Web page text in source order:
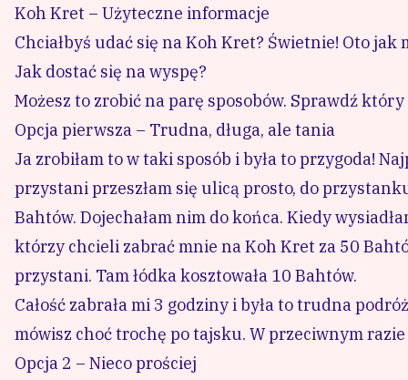
Koh Kret – Użyteczne informacje
Chciałbyś udać się na Koh Kret? Świetnie! Oto jak
Jak dostać się na wyspę?
Możesz to zrobić na parę sposobów. Sprawdź
Opcja pierwsza – Trudna, długa, ale tania
Ja zrobiłam to w taki sposób i była to przygoda!
przystani przeszłam się ulicą prosto, do
Bahtów. Dojechałam nim do końca. Kiedy
którzy chcieli zabrać mnie na Koh Kret za 50
przystani. Tam łódka kosztowała 10 Bahtów.
Całość zabrała mi 3 godziny i była to trudna
mówisz choć trochę po tajsku. W przeciwnym
Opcja 2 – Nieco prościej